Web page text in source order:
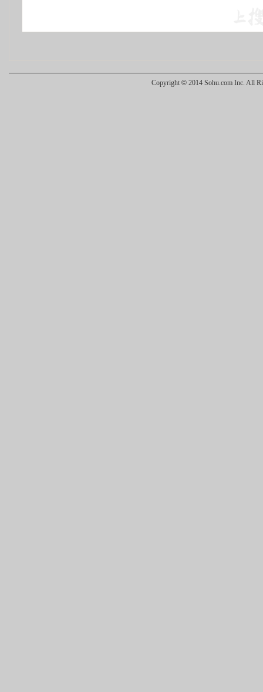
Copyright © 2014 Sohu.com Inc. All